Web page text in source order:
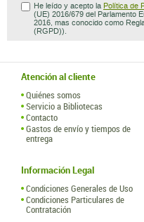
He leído y acepto la Política de
(UE) 2016/679 del Parlamento
2016, mas conocido como
(RGPD)).
Atención al cliente
Quiénes somos
Servicio a Bibliotecas
Contacto
Gastos de envío y tiempos de
entrega
Información Legal
Condiciones Generales de Uso
Condiciones Particulares de
Contratación